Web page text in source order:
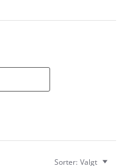
Sorter: Valgt